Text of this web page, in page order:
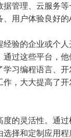
据管理、云服务
、用户体验良好的
经验的企业或个
通过这些平台，
学习编程语言、
作，大大提高了
度的灵活性。通
选择和定制应用